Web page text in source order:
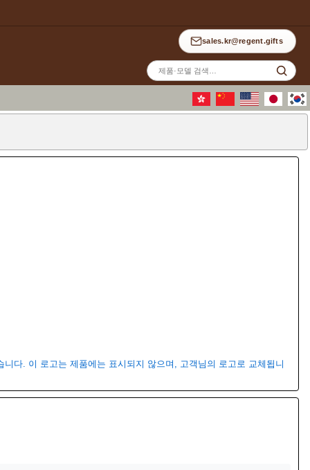
sales.kr@regent.gifts
사
이
트
검
색
다. 이 로고는 제품에는 표시되지 않으며, 고객님의 로고로 교체됩니